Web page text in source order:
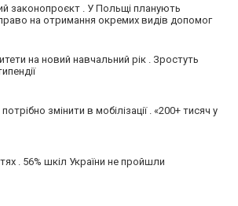
законопроєкт . У Польщі планують
на отримання окремих видів допомог
на новий навчальний рік . Зростуть
змінити в мобілізації . «200+ тисяч у
. 56% шкіл України не пройшли